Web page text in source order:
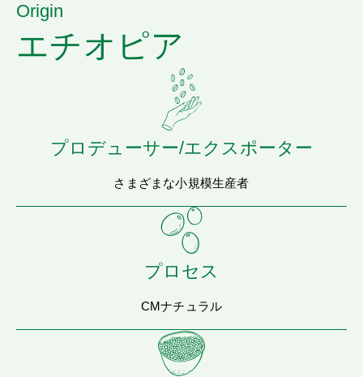
Origin
エチオピア
プロデューサー/エクスポーター
さまざまな小規模生産者
プロセス
CMナチュラル